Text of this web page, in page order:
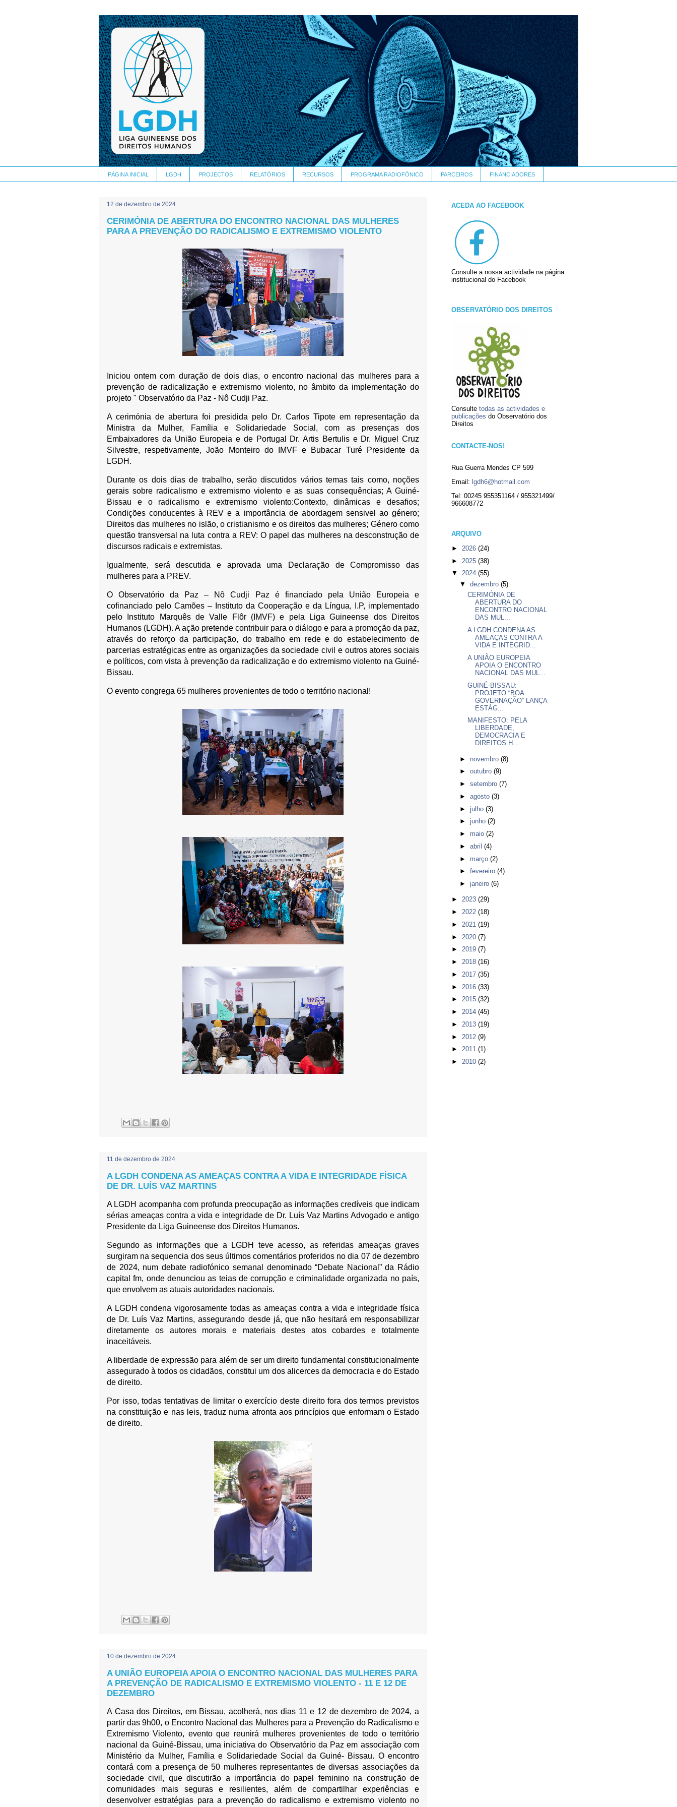
PÁGINA INICIAL LGDH PROJECTOS RELATÓRIOS RECURSOS PROGRAMA RADIOFÓNICO PARCEIROS FINANCIADORES
12 de dezembro de 2024
CERIMÓNIA DE ABERTURA DO ENCONTRO NACIONAL DAS MULHERES
PARA A PREVENÇÃO DO RADICALISMO E EXTREMISMO VIOLENTO
Iniciou ontem com duração de dois dias, o encontro nacional das mulheres para a
prevenção de radicalização e extremismo violento, no âmbito da implementação do
projeto " Observatório da Paz - Nô Cudji Paz.
A cerimónia de abertura foi presidida pelo Dr. Carlos Tipote em representação da
Ministra da Mulher, Família e Solidariedade Social, com as presenças dos
Embaixadores da União Europeia e de Portugal Dr. Artis Bertulis e Dr. Miguel Cruz
Silvestre, respetivamente, João Monteiro do IMVF e Bubacar Turé Presidente da
LGDH.
Durante os dois dias de trabalho, serão discutidos vários temas tais como, noções
gerais sobre radicalismo e extremismo violento e as suas consequências; A Guiné-
Bissau e o radicalismo e extremismo violento:Contexto, dinâmicas e desafios;
Condições conducentes à REV e a importância de abordagem sensivel ao género;
Direitos das mulheres no islão, o cristianismo e os direitos das mulheres; Género como
questão transversal na luta contra a REV: O papel das mulheres na desconstrução de
discursos radicais e extremistas.
Igualmente, será descutida e aprovada uma Declaração de Compromisso das
mulheres para a PREV.
O Observatório da Paz – Nô Cudji Paz é financiado pela União Europeia e
cofinanciado pelo Camões – Instituto da Cooperação e da Língua, I.P, implementado
pelo Instituto Marquês de Valle Flôr (IMVF) e pela Liga Guineense dos Direitos
Humanos (LGDH). A ação pretende contribuir para o diálogo e para a promoção da paz,
através do reforço da participação, do trabalho em rede e do estabelecimento de
parcerias estratégicas entre as organizações da sociedade civil e outros atores sociais
e políticos, com vista à prevenção da radicalização e do extremismo violento na Guiné-
Bissau.
O evento congrega 65 mulheres provenientes de todo o território nacional!
11 de dezembro de 2024
A LGDH CONDENA AS AMEAÇAS CONTRA A VIDA E INTEGRIDADE FÍSICA
DE DR. LUÍS VAZ MARTINS
A LGDH acompanha com profunda preocupação as informações credíveis que indicam
sérias ameaças contra a vida e integridade de Dr. Luís Vaz Martins Advogado e antigo
Presidente da Liga Guineense dos Direitos Humanos.
Segundo as informações que a LGDH teve acesso, as referidas ameaças graves
surgiram na sequencia dos seus últimos comentários proferidos no dia 07 de dezembro
de 2024, num debate radiofónico semanal denominado “Debate Nacional” da Rádio
capital fm, onde denunciou as teias de corrupção e criminalidade organizada no país,
que envolvem as atuais autoridades nacionais.
A LGDH condena vigorosamente todas as ameaças contra a vida e integridade física
de Dr. Luís Vaz Martins, assegurando desde já, que não hesitará em responsabilizar
diretamente os autores morais e materiais destes atos cobardes e totalmente
inaceitáveis.
A liberdade de expressão para além de ser um direito fundamental constitucionalmente
assegurado à todos os cidadãos, constitui um dos alicerces da democracia e do Estado
de direito.
Por isso, todas tentativas de limitar o exercício deste direito fora dos termos previstos
na constituição e nas leis, traduz numa afronta aos princípios que enformam o Estado
de direito.
10 de dezembro de 2024
A UNIÃO EUROPEIA APOIA O ENCONTRO NACIONAL DAS MULHERES PARA
A PREVENÇÃO DE RADICALISMO E EXTREMISMO VIOLENTO - 11 E 12 DE
DEZEMBRO
A Casa dos Direitos, em Bissau, acolherá, nos dias 11 e 12 de dezembro de 2024, a
partir das 9h00, o Encontro Nacional das Mulheres para a Prevenção do Radicalismo e
Extremismo Violento, evento que reunirá mulheres provenientes de todo o território
nacional da Guiné-Bissau, uma iniciativa do Observatório da Paz em associação com
Ministério da Mulher, Família e Solidariedade Social da Guiné- Bissau. O encontro
contará com a presença de 50 mulheres representantes de diversas associações da
sociedade civil, que discutirão a importância do papel feminino na construção de
comunidades mais seguras e resilientes, além de compartilhar experiências e
desenvolver estratégias para a prevenção do radicalismo e extremismo violento no
ACEDA AO FACEBOOK
Consulte a nossa actividade na página
institucional do Facebook
OBSERVATÓRIO DOS DIREITOS
Consulte todas as actividades e
publicações do Observatório dos
Direitos
CONTACTE-NOS!
Rua Guerra Mendes CP 599
Email: lgdh6@hotmail.com
Tel: 00245 955351164 / 955321499/
966608772
ARQUIVO
► 2026 (24)
► 2025 (38)
▼ 2024 (55)
▼ dezembro (5)
CERIMÓNIA DE
ABERTURA DO
ENCONTRO NACIONAL
DAS MUL...
A LGDH CONDENA AS
AMEAÇAS CONTRA A
VIDA E INTEGRID...
A UNIÃO EUROPEIA
APOIA O ENCONTRO
NACIONAL DAS MUL...
GUINÉ-BISSAU:
PROJETO “BOA
GOVERNAÇÃO” LANÇA
ESTÁG...
MANIFESTO: PELA
LIBERDADE,
DEMOCRACIA E
DIREITOS H...
► novembro (8)
► outubro (9)
► setembro (7)
► agosto (3)
► julho (3)
► junho (2)
► maio (2)
► abril (4)
► março (2)
► fevereiro (4)
► janeiro (6)
► 2023 (29)
► 2022 (18)
► 2021 (19)
► 2020 (7)
► 2019 (7)
► 2018 (16)
► 2017 (35)
► 2016 (33)
► 2015 (32)
► 2014 (45)
► 2013 (19)
► 2012 (9)
► 2011 (1)
► 2010 (2)